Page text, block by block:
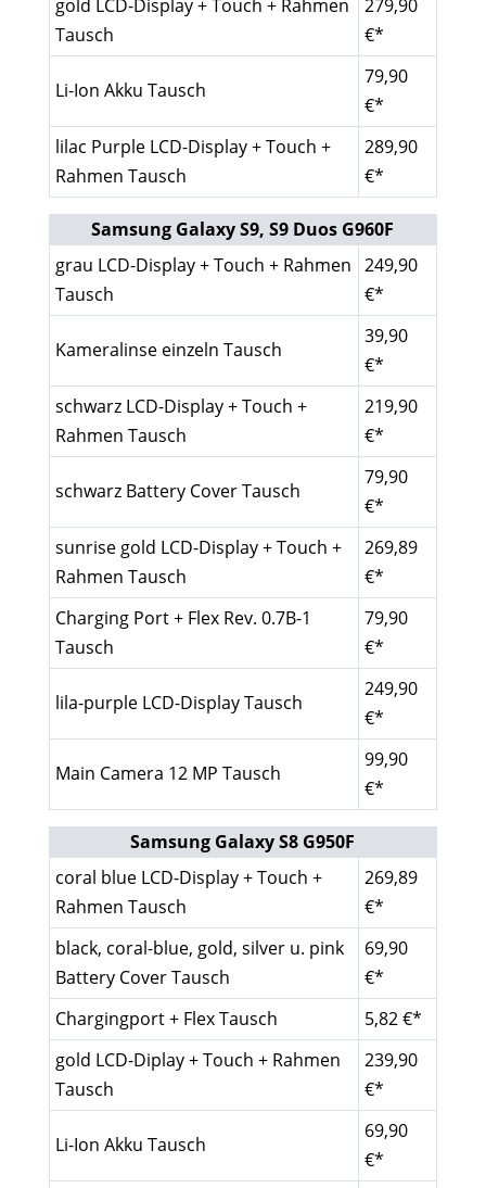
gold LCD-Display + Touch + Rahmen
Tausch
279,90
€*
Li-Ion Akku Tausch
79,90
€*
lilac Purple LCD-Display + Touch +
Rahmen Tausch
289,90
€*
Samsung Galaxy S9, S9 Duos G960F
grau LCD-Display + Touch + Rahmen
Tausch
249,90
€*
Kameralinse einzeln Tausch
39,90
€*
schwarz LCD-Display + Touch +
Rahmen Tausch
219,90
€*
schwarz Battery Cover Tausch
79,90
€*
sunrise gold LCD-Display + Touch +
Rahmen Tausch
269,89
€*
Charging Port + Flex Rev. 0.7B-1
Tausch
79,90
€*
lila-purple LCD-Display Tausch
249,90
€*
Main Camera 12 MP Tausch
99,90
€*
Samsung Galaxy S8 G950F
coral blue LCD-Display + Touch +
Rahmen Tausch
269,89
€*
black, coral-blue, gold, silver u. pink
Battery Cover Tausch
69,90
€*
Chargingport + Flex Tausch
5,82 €*
gold LCD-Diplay + Touch + Rahmen
Tausch
239,90
€*
Li-Ion Akku Tausch
69,90
€*